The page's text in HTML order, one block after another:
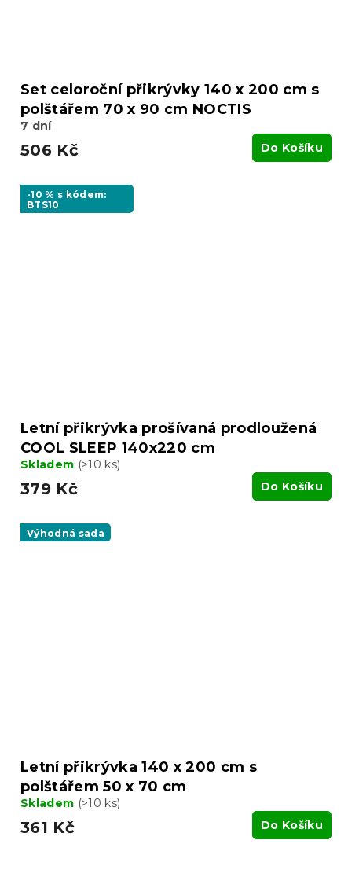
Set celoroční přikrývky 140 x 200 cm s
polštářem 70 x 90 cm NOCTIS
7 dní
506 Kč Do Košíku
-10 % s kódem:
BTS10
Letní přikrývka prošívaná prodloužená
COOL SLEEP 140x220 cm
Skladem (>10 ks)
379 Kč Do Košíku
Výhodná sada
Letní přikrývka 140 x 200 cm s
polštářem 50 x 70 cm
Skladem (>10 ks)
361 Kč Do Košíku